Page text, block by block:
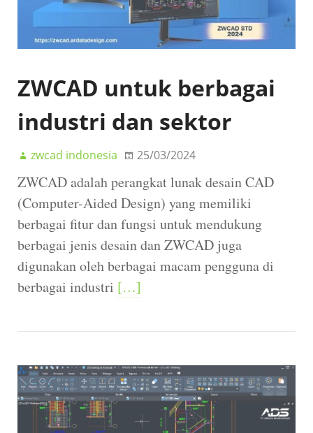
ZWCAD untuk berbagai
industri dan sektor
zwcad indonesia 25/03/2024
ZWCAD adalah perangkat lunak desain CAD
(Computer-Aided Design) yang memiliki
berbagai fitur dan fungsi untuk mendukung
berbagai jenis desain dan ZWCAD juga
digunakan oleh berbagai macam pengguna di
berbagai industri […]